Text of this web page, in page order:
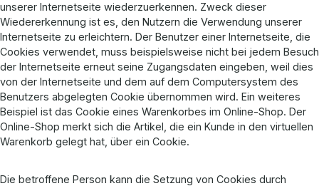
unserer Internetseite wiederzuerkennen. Zweck dieser
Wiedererkennung ist es, den Nutzern die Verwendung unserer
Internetseite zu erleichtern. Der Benutzer einer Internetseite, die
Cookies verwendet, muss beispielsweise nicht bei jedem Besuch
der Internetseite erneut seine Zugangsdaten eingeben, weil dies
von der Internetseite und dem auf dem Computersystem des
Benutzers abgelegten Cookie übernommen wird. Ein weiteres
Beispiel ist das Cookie eines Warenkorbes im Online-Shop. Der
Online-Shop merkt sich die Artikel, die ein Kunde in den virtuellen
Warenkorb gelegt hat, über ein Cookie.
Die betroffene Person kann die Setzung von Cookies durch